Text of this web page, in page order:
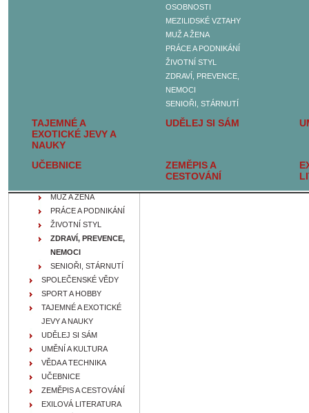
OSOBNOSTI
MEZILIDSKÉ VZTAHY
MUŽ A ŽENA
PRÁCE A PODNIKÁNÍ
ŽIVOTNÍ STYL
ZDRAVÍ, PREVENCE,
NEMOCI
SENIOŘI, STÁRNUTÍ
TAJEMNÉ A
EXOTICKÉ JEVY A
NAUKY
UDĚLEJ SI SÁM
UČEBNICE
ZEMĚPIS A
CESTOVÁNÍ
ŽENA V JINÝCH
KULTURÁCH
A OSOBNOSTI
MUŽ A ŽENA
PRÁCE A PODNIKÁNÍ
ŽIVOTNÍ STYL
ZDRAVÍ, PREVENCE,
NEMOCI
SENIOŘI, STÁRNUTÍ
SPOLEČENSKÉ VĚDY
SPORT A HOBBY
TAJEMNÉ A EXOTICKÉ
JEVY A NAUKY
UDĚLEJ SI SÁM
UMĚNÍ A KULTURA
VĚDA A TECHNIKA
UČEBNICE
ZEMĚPIS A CESTOVÁNÍ
EXILOVÁ LITERATURA